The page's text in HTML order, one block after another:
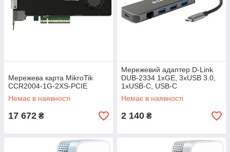
Мережева карта MikroTik
CCR2004-1G-2XS-PCIE
Немає в наявності
17 672 ₴
Мережевий адаптер D-Link
DUB-2334 1xGE, 3xUSB 3.0,
1xUSB-C, USB-C
Немає в наявності
2 140 ₴